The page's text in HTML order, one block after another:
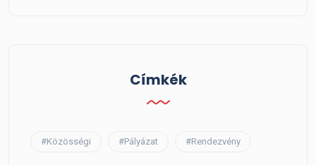
Címkék
#Közösségi #Pályázat #Rendezvény